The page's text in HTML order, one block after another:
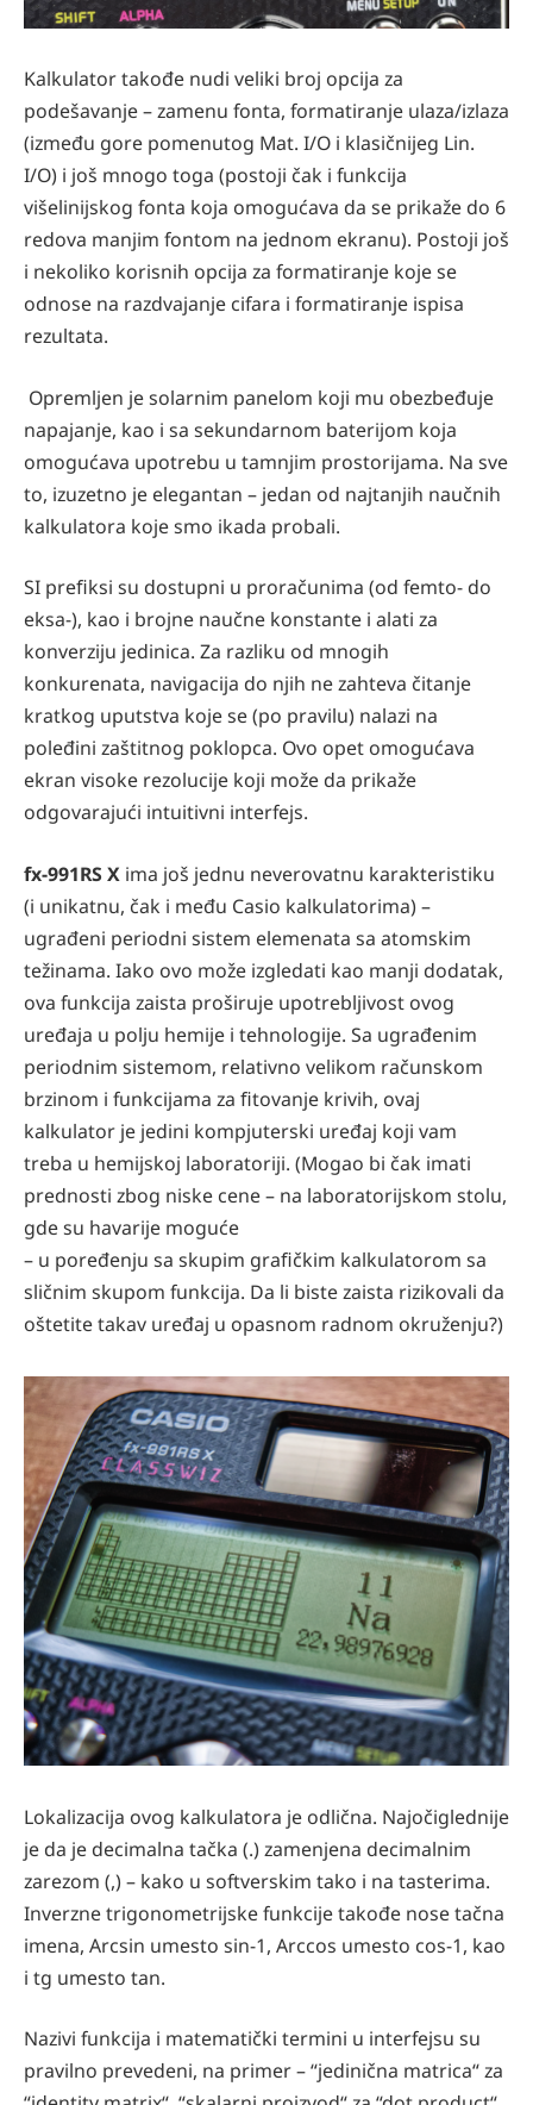
Kalkulator takođe nudi veliki broj opcija za
podešavanje – zamenu fonta, formatiranje ulaza/izlaza
(između gore pomenutog Mat. I/O i klasičnijeg Lin.
I/O) i još mnogo toga (postoji čak i funkcija
višelinijskog fonta koja omogućava da se prikaže do 6
redova manjim fontom na jednom ekranu). Postoji još
i nekoliko korisnih opcija za formatiranje koje se
odnose na razdvajanje cifara i formatiranje ispisa
rezultata.
Opremljen je solarnim panelom koji mu obezbeđuje
napajanje, kao i sa sekundarnom baterijom koja
omogućava upotrebu u tamnjim prostorijama. Na sve
to, izuzetno je elegantan – jedan od najtanjih naučnih
kalkulatora koje smo ikada probali.
SI preﬁksi su dostupni u proračunima (od femto- do
eksa-), kao i brojne naučne konstante i alati za
konverziju jedinica. Za razliku od mnogih
konkurenata, navigacija do njih ne zahteva čitanje
kratkog uputstva koje se (po pravilu) nalazi na
poleđini zaštitnog poklopca. Ovo opet omogućava
ekran visoke rezolucije koji može da prikaže
odgovarajući intuitivni interfejs.
fx-991RS X ima još jednu neverovatnu karakteristiku
(i unikatnu, čak i među Casio kalkulatorima) –
ugrađeni periodni sistem elemenata sa atomskim
težinama. Iako ovo može izgledati kao manji dodatak,
ova funkcija zaista proširuje upotrebljivost ovog
uređaja u polju hemije i tehnologije. Sa ugrađenim
periodnim sistemom, relativno velikom računskom
brzinom i funkcijama za ﬁtovanje krivih, ovaj
kalkulator je jedini kompjuterski uređaj koji vam
treba u hemijskoj laboratoriji. (Mogao bi čak imati
prednosti zbog niske cene – na laboratorijskom stolu,
gde su havarije moguće
– u poređenju sa skupim graﬁčkim kalkulatorom sa
sličnim skupom funkcija. Da li biste zaista rizikovali da
oštetite takav uređaj u opasnom radnom okruženju?)
Lokalizacija ovog kalkulatora je odlična. Najočiglednije
je da je decimalna tačka (.) zamenjena decimalnim
zarezom (,) – kako u softverskim tako i na tasterima.
Inverzne trigonometrijske funkcije takođe nose tačna
imena, Arcsin umesto sin-1, Arccos umesto cos-1, kao
i tg umesto tan.
Nazivi funkcija i matematički termini u interfejsu su
pravilno prevedeni, na primer – “jedinična matrica“ za